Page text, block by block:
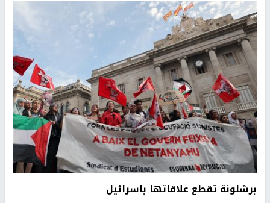
برشلونة تقطع علاقاتها باسرائيل